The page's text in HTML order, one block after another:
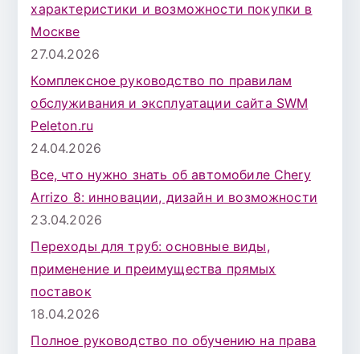
характеристики и возможности покупки в
Москве
27.04.2026
Комплексное руководство по правилам
обслуживания и эксплуатации сайта SWM
Peleton.ru
24.04.2026
Все, что нужно знать об автомобиле Chery
Arrizo 8: инновации, дизайн и возможности
23.04.2026
Переходы для труб: основные виды,
применение и преимущества прямых
поставок
18.04.2026
Полное руководство по обучению на права